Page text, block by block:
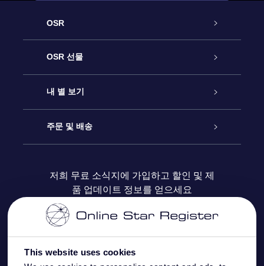
This website uses cookies
OSR
고객 서비스
연락처
블로그
OSR 선물
온라인 별 선물
OSR 선물 팩
OSR 상품권
기업 선물
내 별 보기
Star Register
맞춤 별 페이지
One Million Stars
주문 및 배송
결제 정보
배송 정보
환불 정책
저희 무료 소식지에 가입하고 할인 및 제
품 업데이트 정보를 얻으세요